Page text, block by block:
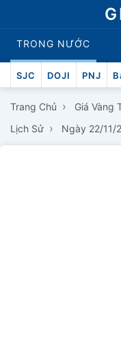
TRONG NƯỚC
SJC DOJI PNJ
Trang Chủ › Giá Vàng
Lịch Sử › Ngày 22/11/